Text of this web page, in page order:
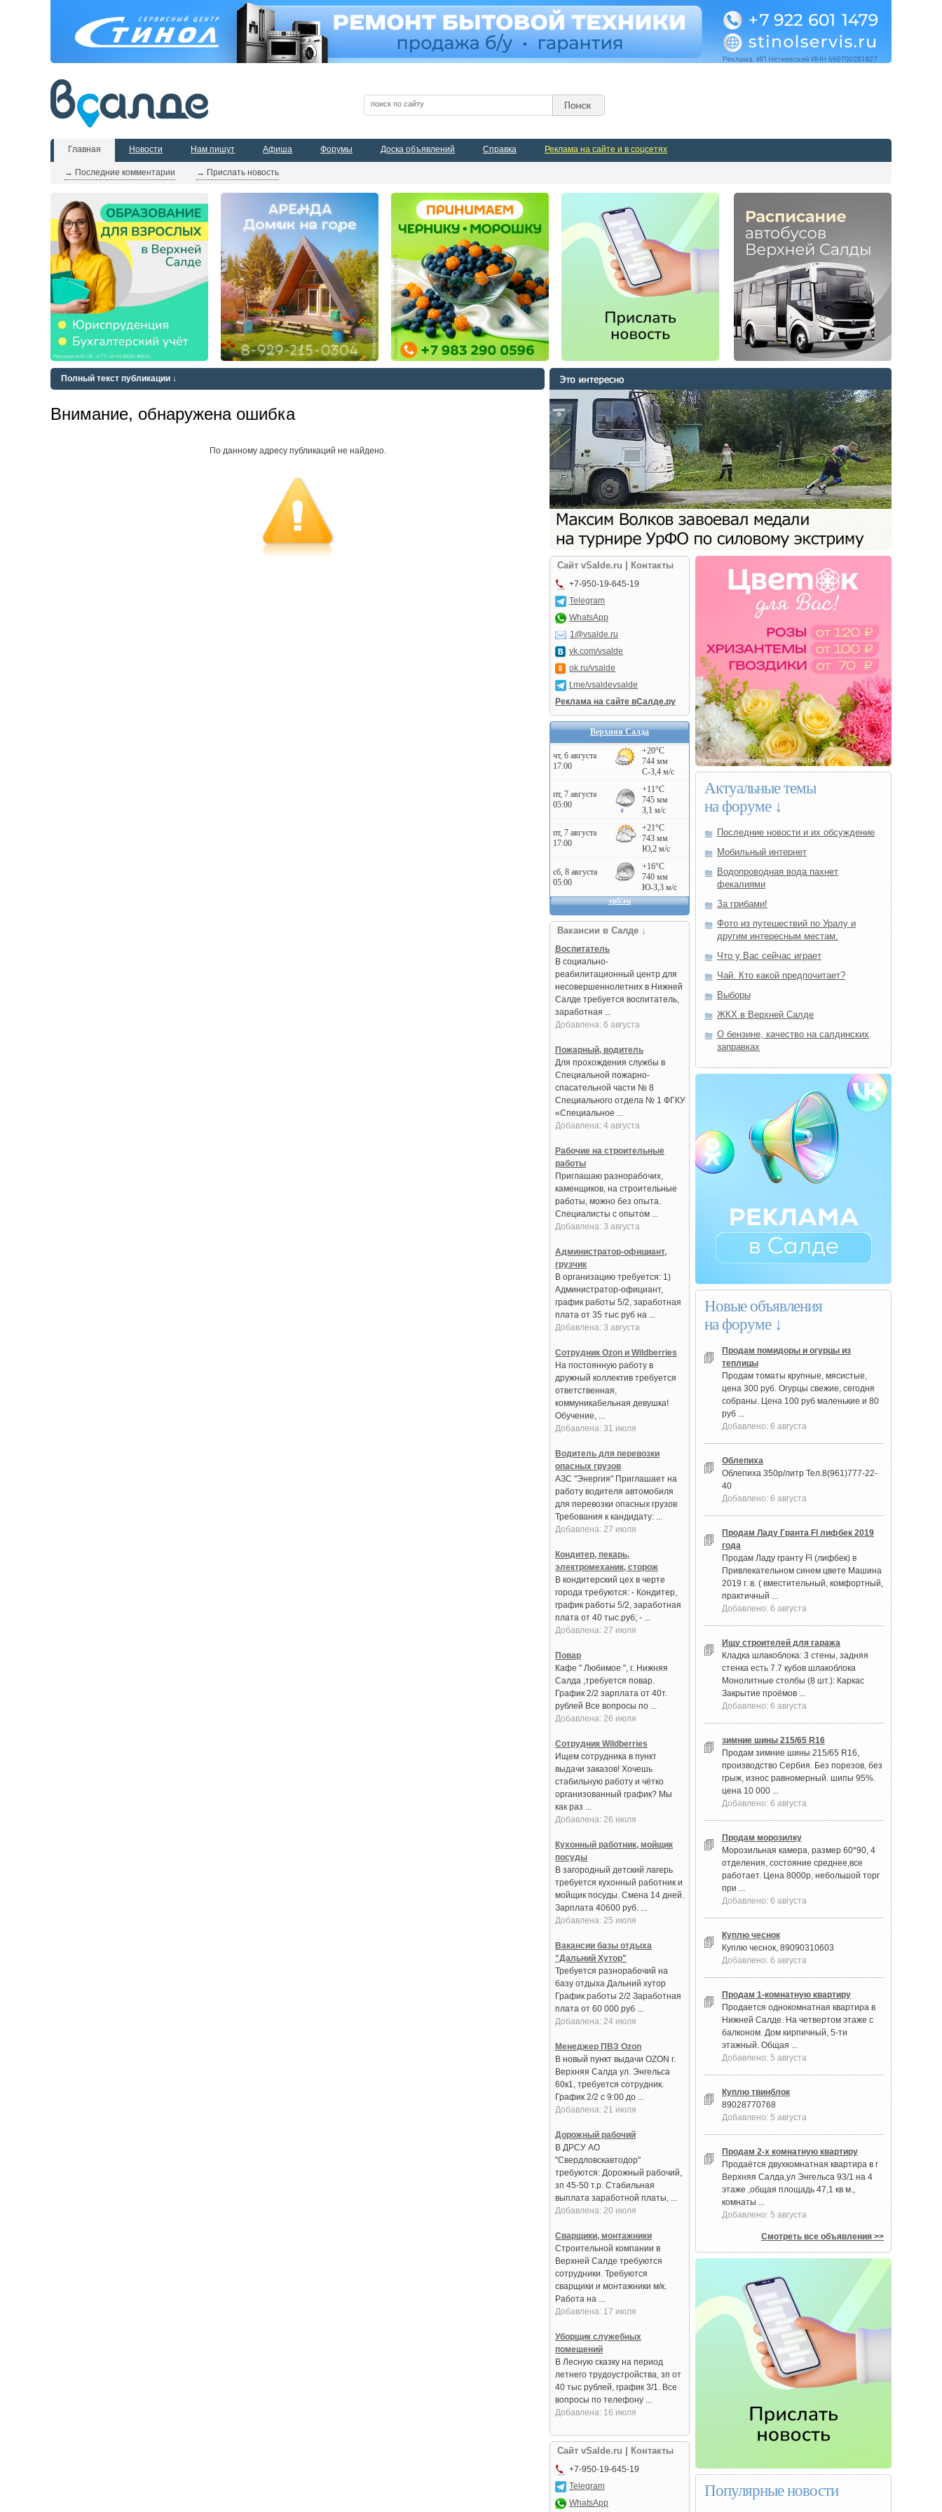
Главная
→ Последние комментарии → Прислать новость
Новости Нам пишут Афиша Форумы Доска объявлений Справка Реклама на сайте и в соцсетях
Полный текст публикации ↓
Внимание, обнаружена ошибка
По данному адресу публикаций не найдено.
Сайт vSalde.ru | Контакты
+7-950-19-645-19
Telegram
WhatsApp
1@vsalde.ru
vk.com/vsalde
ok.ru/vsalde
t.me/vsaldevsalde
Реклама на сайте вСалде.ру
Верхняя Салда
Вакансии в Салде ↓
Воспитатель
В социально-
реабилитационный центр для
несовершеннолетних в Нижней
Салде требуется воспитатель,
заработная ...
Добавлена: 6 августа
Пожарный, водитель
Для прохождения службы в
Специальной пожарно-
спасательной части № 8
Специального отдела № 1 ФГКУ
«Специальное ...
Добавлена: 4 августа
Рабочие на строительные
работы
Приглашаю разнорабочих,
каменщиков, на строительные
работы, можно без опыта.
Специалисты с опытом ...
Добавлена: 3 августа
Администратор-официант,
грузчик
В организацию требуется: 1)
Администратор-официант,
график работы 5/2, заработная
плата от 35 тыс руб на ...
Добавлена: 3 августа
Сотрудник Ozon и Wildberries
На постоянную работу в
дружный коллектив требуется
ответственная,
коммуникабельная девушка!
Обучение, ...
Добавлена: 31 июля
Водитель для перевозки
опасных грузов
АЗС "Энергия" Приглашает на
работу водителя автомобиля
для перевозки опасных грузов
Требования к кандидату: ...
Добавлена: 27 июля
Кондитер, пекарь,
электромеханик, сторож
В кондитерский цех в черте
города требуются: - Кондитер,
график работы 5/2, заработная
плата от 40 тыс.руб; - ...
Добавлена: 27 июля
Повар
Кафе " Любимое ", г. Нижняя
Салда ,требуется повар.
График 2/2 зарплата от 40т.
рублей Все вопросы по ...
Добавлена: 26 июля
Сотрудник Wildberries
Ищем сотрудника в пункт
выдачи заказов! Хочешь
стабильную работу и чётко
организованный график? Мы
как раз ...
Добавлена: 26 июля
Кухонный работник, мойщик
посуды
В загородный детский лагерь
требуется кухонный работник и
мойщик посуды. Смена 14 дней.
Зарплата 40600 руб. ...
Добавлена: 25 июля
Вакансии базы отдыха
"Дальний Хутор"
Требуется разнорабочий на
базу отдыха Дальний хутор
График работы 2/2 Заработная
плата от 60 000 руб ...
Добавлена: 24 июля
Менеджер ПВЗ Ozon
В новый пункт выдачи OZON г.
Верхняя Салда ул. Энгельса
60к1, требуется сотрудник.
График 2/2 с 9:00 до ...
Добавлена: 21 июля
Дорожный рабочий
В ДРСУ АО
"Свердловскавтодор"
требуются: Дорожный рабочий,
зп 45-50 т.р. Стабильная
выплата заработной платы, ...
Добавлена: 20 июля
Сварщики, монтажники
Строительной компании в
Верхней Салде требуются
сотрудники. Требуются
сварщики и монтажники м/к.
Работа на ...
Добавлена: 17 июля
Уборщик служебных
помещений
В Лесную сказку на период
летнего трудоустройства, зп от
40 тыс рублей, график 3/1. Все
вопросы по телефону ...
Добавлена: 16 июля
Сайт vSalde.ru | Контакты
+7-950-19-645-19
Telegram
WhatsApp
Актуальные темы
на форуме ↓
Последние новости и их обсуждение
Мобильный интернет
Водопроводная вода пахнет
фекалиями
За грибами!
Фото из путешествий по Уралу и
другим интересным местам.
Что у Вас сейчас играет
Чай. Кто какой предпочитает?
Выборы
ЖКХ в Верхней Салде
О бензине, качество на салдинских
заправках
Новые объявления
на форуме ↓
Продам помидоры и огурцы из
теплицы
Продам томаты крупные, мясистые,
цена 300 руб. Огурцы свежие, сегодня
собраны. Цена 100 руб маленькие и 80
руб ...
Добавлено: 6 августа
Облепиха
Облепиха 350р/литр Тел.8(961)777-22-
40
Добавлено: 6 августа
Продам Ладу Гранта Fl лифбек 2019
года
Продам Ладу гранту Fl (лифбек) в
Привлекательном синем цвете Машина
2019 г. в. ( вместительный, комфортный,
практичный ...
Добавлено: 6 августа
Ищу строителей для гаража
Кладка шлакоблока: 3 стены, задняя
стенка есть 7.7 кубов шлакоблока
Монолитные столбы (8 шт.): Каркас
Закрытие проёмов ...
Добавлено: 6 августа
зимние шины 215/65 R16
Продам зимние шины 215/65 R16,
производство Сербия. Без порезов, без
грыж, износ равномерный. шипы 95%.
цена 10 000 ...
Добавлено: 6 августа
Продам морозилку
Морозильная камера, размер 60*90, 4
отделения, состояние среднее,все
работает. Цена 8000р, небольшой торг
при ...
Добавлено: 6 августа
Куплю чеснок
Куплю чеснок, 89090310603
Добавлено: 6 августа
Продам 1-комнатную квартиру
Продается однокомнатная квартира в
Нижней Салде. На четвертом этаже с
балконом. Дом кирпичный, 5-ти
этажный. Общая ...
Добавлено: 5 августа
Куплю твинблок
89028770768
Добавлено: 5 августа
Продам 2-х комнатную квартиру
Продаётся двухкомнатная квартира в г
Верхняя Салда,ул Энгельса 93/1 на 4
этаже ,общая площадь 47,1 кв м.,
комнаты ...
Добавлено: 5 августа
Смотреть все объявления >>
Популярные новости